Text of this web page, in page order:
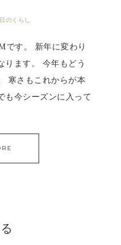
のくらし
です。 新年に変わり
ります。 今年もどう
寒さもこれからが本
も今シーズンに入って